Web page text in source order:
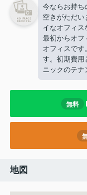
今ならお持ち
空きがただい
イなオフィス
最初からオフ
オフィスです
す。初期費用
ニックのテナ
無料
地図